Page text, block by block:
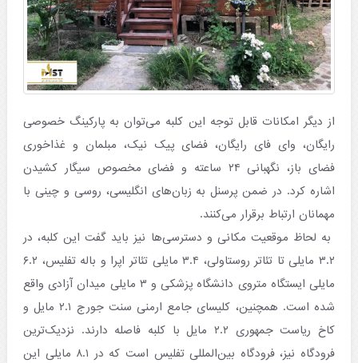
از دیگر امکانات قابل توجه این کلبه می‌توان به پارکینگ خصوصی
رایگان، وای فای رایگان، فضای پیک نیک، مبلمان و غذاخوری
فضای باز، نگهبانی ۲۴ ساعته و فضای مخصوص سیگار کشیدن
اشاره کرد. در ضمن پرسنل به زبان‌های انگلیسی، روسی و چینی با
مهمانان ارتباط برقرار می‌کنند.
به لحاظ موقعیت مکانی و دسترسی‌ها نیز باید گفت این کلبه، در
۳.۲ مایلی تا تئاتر روستاولی، ۳.۴ مایلی تئاتر اپرا و باله تفلیس، ۶.۲
مایلی ایستگاه متروی دانشگاه پزشکی و ۳ مایلی میدان آزادی واقع
شده است. همچنین، کلیسای جامع ارمنی سنت جورج ۲.۱ مایل و
کاخ ریاست جمهوری ۲.۲ مایل با کلبه فاصله دارند. نزدیک‌ترین
فرودگاه نیز، فرودگاه بین‌المللی تفلیس است که در ۸.۱ مایلی این